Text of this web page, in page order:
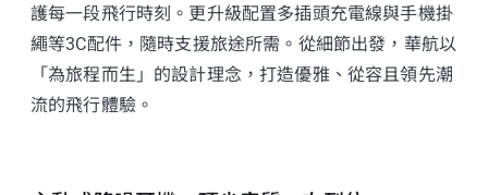
護每一段飛行時刻。更升級配置多插頭充電線與手機掛
繩等3C配件，隨時支援旅途所需。從細節出發，華航以
「為旅程而生」的設計理念，打造優雅、從容且領先潮
流的飛行體驗。